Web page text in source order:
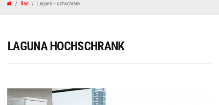
Bad Laguna Hochschrank
LAGUNA HOCHSCHRANK